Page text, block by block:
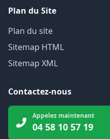
Plan du Site
Plan du site
Sitemap HTML
Sitemap XML
Contactez-nous
Appelez maintenant
04 58 10 57 19